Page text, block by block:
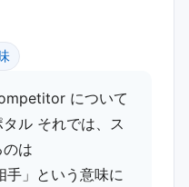
について
ル それでは、ス
は
手」という意味に